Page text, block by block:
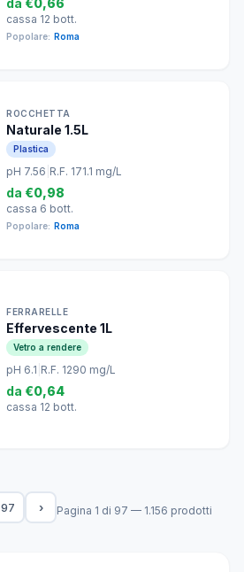
da €0,66
cassa 12 bott.
Popolare: Roma
ROCCHETTA
Naturale 1.5L
Plastica
pH 7.56 R.F. 171.1 mg/L
da €0,98
cassa 6 bott.
Popolare: Roma
FERRARELLE
Effervescente 1L
Vetro a rendere
pH 6.1 R.F. 1290 mg/L
da €0,64
cassa 12 bott.
97 › Pagina 1 di 97 — 1.156 prodotti